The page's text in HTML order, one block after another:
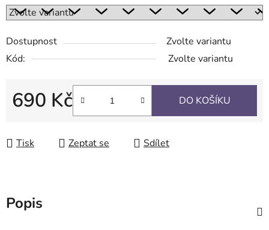
Dostupnost
Zvolte variantu
Kód:
Zvolte variantu
690 Kč DO KOŠÍKU
Tisk Zeptat se Sdílet
Popis